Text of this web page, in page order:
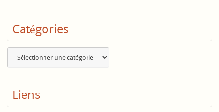
Catégories
Liens